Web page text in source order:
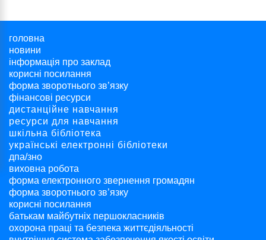
головна
новини
інформація про заклад
корисні посилання
форма зворотнього зв’язку
фінансові ресурси
дистанційне навчання
ресурси для навчання
шкільна бібліотека
українські електронні бібліотеки
дпа/зно
виховна робота
форма електронного звернення громадян
форма зворотнього зв’язку
корисні посилання
батькам майбутніх першокласників
охорона праці та безпека життєдіяльності